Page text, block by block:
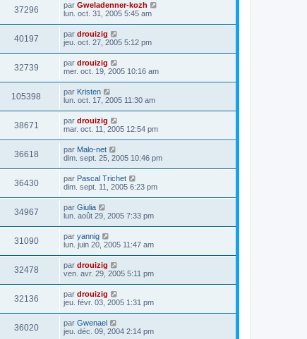
37296 par Gweladenner-kozh
lun. oct. 31, 2005 5:45 am
40197 par drouizig
jeu. oct. 27, 2005 5:12 pm
32739 par drouizig
mer. oct. 19, 2005 10:16 am
105398 par Kristen
lun. oct. 17, 2005 11:30 am
38671 par drouizig
mar. oct. 11, 2005 12:54 pm
36618 par Malo-net
dim. sept. 25, 2005 10:46 pm
36430 par Pascal Trichet
dim. sept. 11, 2005 6:23 pm
34967 par Giulia
lun. août 29, 2005 7:33 pm
31090 par yannig
lun. juin 20, 2005 11:47 am
32478 par drouizig
ven. avr. 29, 2005 5:11 pm
32136 par drouizig
jeu. févr. 03, 2005 1:31 pm
36020 par Gwenael
jeu. déc. 09, 2004 2:14 pm